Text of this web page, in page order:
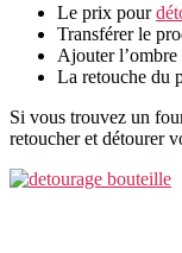
Le prix pour
Transférer le
Ajouter
La retouche du
Si vous trouvez un
retoucher et détourer